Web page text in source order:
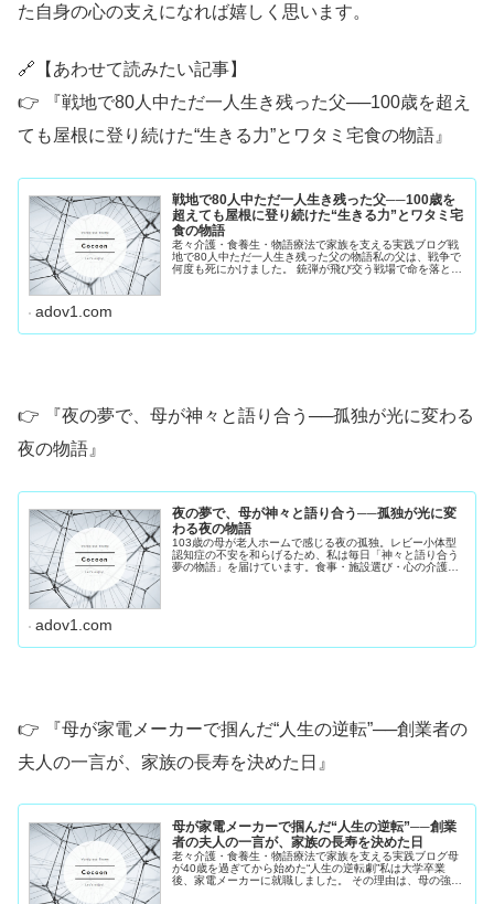
た自身の心の支えになれば嬉しく思います。
🔗【あわせて読みたい記事】
👉 『戦地で80人中ただ一人生き残った父──100歳を超え
ても屋根に登り続けた“生きる力”とワタミ宅食の物語』
戦地で80人中ただ一人生き残った父──100歳を
超えても屋根に登り続けた“生きる力”とワタミ宅
食の物語
老々介護・食養生・物語療法で家族を支える実践ブログ戦
地で80人中ただ一人生き残った父の物語私の父は、戦争で
何度も死にかけました。 銃弾が飛び交う戦場で命を落とし
adov1.com
👉 『夜の夢で、母が神々と語り合う──孤独が光に変わる
夜の物語』
夜の夢で、母が神々と語り合う──孤独が光に変
わる夜の物語
103歳の母が老人ホームで感じる夜の孤独。レビー小体型
認知症の不安を和らげるため、私は毎日「神々と語り合う
夢の物語」を届けています。食事・施設選び・心の介護の
adov1.com
👉 『母が家電メーカーで掴んだ“人生の逆転”──創業者の
夫人の一言が、家族の長寿を決めた日』
母が家電メーカーで掴んだ“人生の逆転”──創業
者の夫人の一言が、家族の長寿を決めた日
老々介護・食養生・物語療法で家族を支える実践ブログ母
が40歳を過ぎてから始めた“人生の逆転劇”私は大学卒業
後、家電メーカーに就職しました。 その理由は、母の強い